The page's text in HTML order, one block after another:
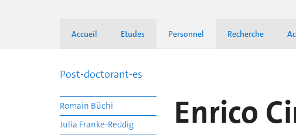
Accueil Etudes Personnel Recherche
Post-doctorant-es
Romain Büchi
Julia Franke-Reddig
Enrico